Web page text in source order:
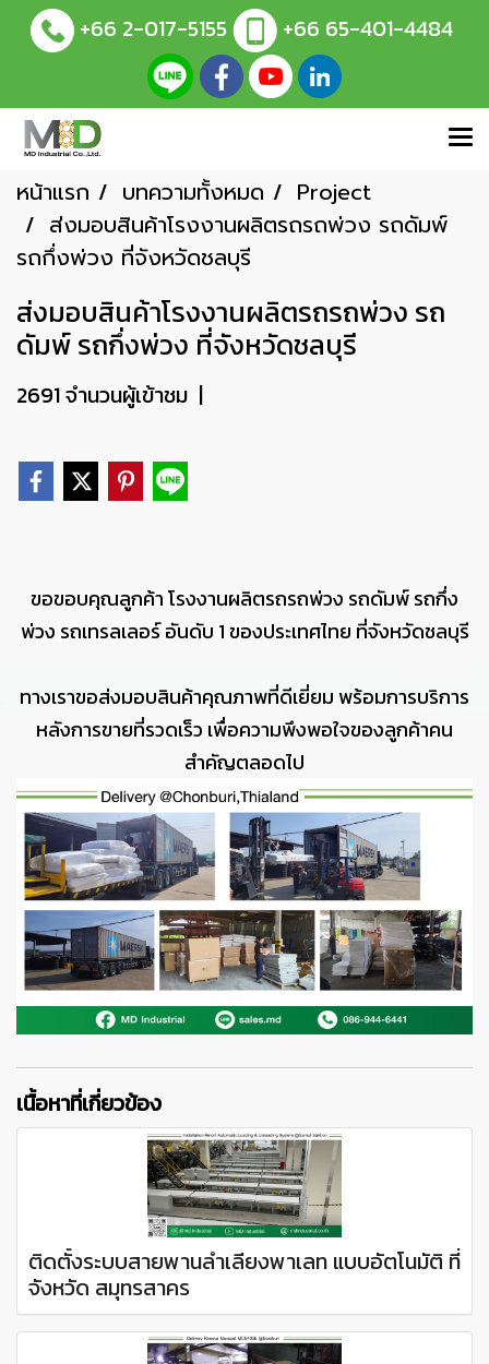
+66 2-017-5155 +66 65-401-4484
หน้าแรก บทความทั้งหมด
Project
ส่งมอบสินค้าโรงงานผลิตรถรถพ่วง รถดัมพ์
รถกึ่งพ่วง ที่จังหวัดชลบุรี
ส่งมอบสินค้าโรงงานผลิตรถรถพ่วง รถ
ดัมพ์ รถกึ่งพ่วง ที่จังหวัดชลบุรี
2691 จำนวนผู้เข้าชม |
ขอขอบคุณลูกค้า โรงงานผลิตรถรถพ่วง รถดัมพ์ รถกึ่ง
พ่วง รถเทรลเลอร์ อันดับ 1 ของประเทศไทย ที่จังหวัดชลบุรี
ทางเราขอส่งมอบสินค้าคุณภาพที่ดีเยี่ยม พร้อมการบริการ
หลังการขายที่รวดเร็ว เพื่อความพึงพอใจของลูกค้าคน
สำคัญตลอดไป
เนื้อหาที่เกี่ยวข้อง
ติดตั้งระบบสายพานลำเลียงพาเลท แบบอัตโนมัติ ที่
จังหวัด สมุทรสาคร